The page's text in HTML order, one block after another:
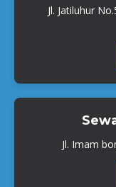
Jl. Jatiluhur
Jl. Imam